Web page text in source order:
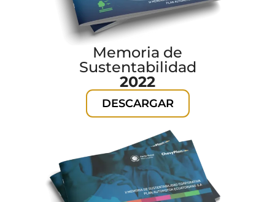
Memoria de
Sustentabilidad
2022
DESCARGAR